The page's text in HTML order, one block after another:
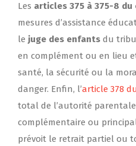
Les articles 375 à 375-8 du
mesures d’assistance
le juge des enfants du
en complément ou en lieu
santé, la sécurité ou la
danger. Enfin, l’article 378
total de l’autorité
complémentaire ou
prévoit le retrait partiel ou